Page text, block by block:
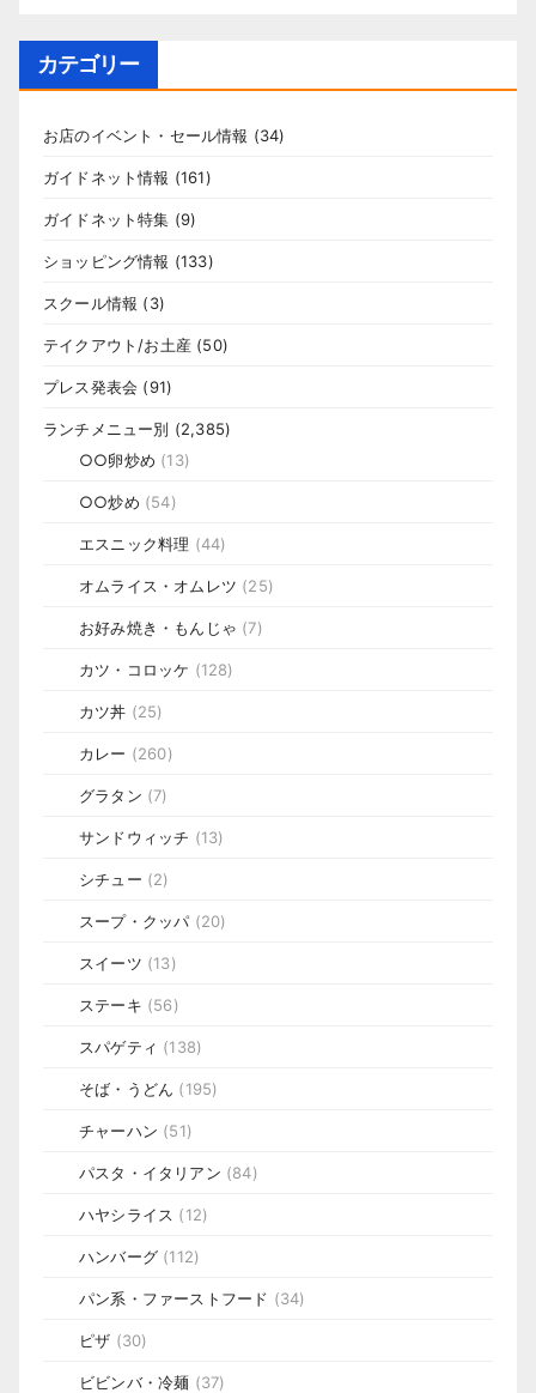
カテゴリー
お店のイベント・セール情報 (34)
ガイドネット情報 (161)
ガイドネット特集 (9)
ショッピング情報 (133)
スクール情報 (3)
テイクアウト/お土産 (50)
プレス発表会 (91)
ランチメニュー別 (2,385)
○○卵炒め (13)
○○炒め (54)
エスニック料理 (44)
オムライス・オムレツ (25)
お好み焼き・もんじゃ (7)
カツ・コロッケ (128)
カツ丼 (25)
カレー (260)
グラタン (7)
サンドウィッチ (13)
シチュー (2)
スープ・クッパ (20)
スイーツ (13)
ステーキ (56)
スパゲティ (138)
そば・うどん (195)
チャーハン (51)
パスタ・イタリアン (84)
ハヤシライス (12)
ハンバーグ (112)
パン系・ファーストフード (34)
ピザ (30)
ビビンバ・冷麺 (37)